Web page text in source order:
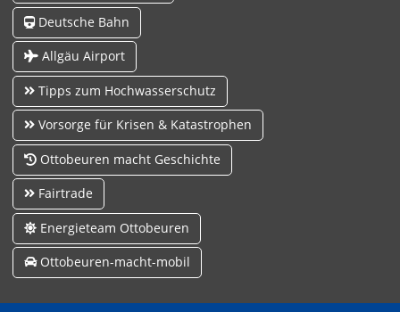
Deutsche Bahn
Allgäu Airport
Tipps zum Hochwasserschutz
Vorsorge für Krisen & Katastrophen
Ottobeuren macht Geschichte
Fairtrade
Energieteam Ottobeuren
Ottobeuren-macht-mobil